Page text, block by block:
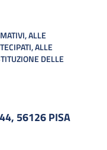
ALLE
ALLE
DELLE
56126 PISA